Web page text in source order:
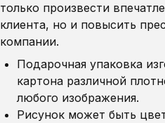
только произвести
клиента, но и повысить
компании.
Подарочная упаковка
картона различной
любого изображения.
Рисунок может быть